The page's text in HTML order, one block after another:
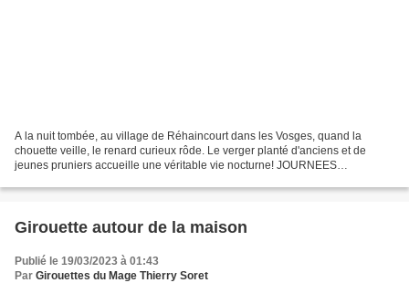
A la nuit tombée, au village de Réhaincourt dans les Vosges, quand la
chouette veille, le renard curieux rôde. Le verger planté d'anciens et de
jeunes pruniers accueille une véritable vie nocturne! JOURNEES
Girouette autour de la maison
Publié le 19/03/2023 à 01:43
Par Girouettes du Mage Thierry Soret